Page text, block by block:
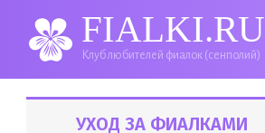
FIALKI.RU
Клуб любителей фиалок (сенполий)
УХОД ЗА ФИАЛКАМИ